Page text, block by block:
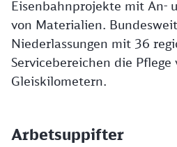
Eisenbahnprojekte mit An-
von Materialien.
Niederlassungen mit 36
Servicebereichen die
Gleiskilometern.
Arbetsuppifter